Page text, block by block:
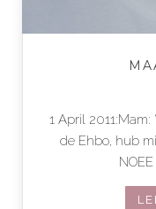
1 April 2011:Mam:
de Ehbo, hub